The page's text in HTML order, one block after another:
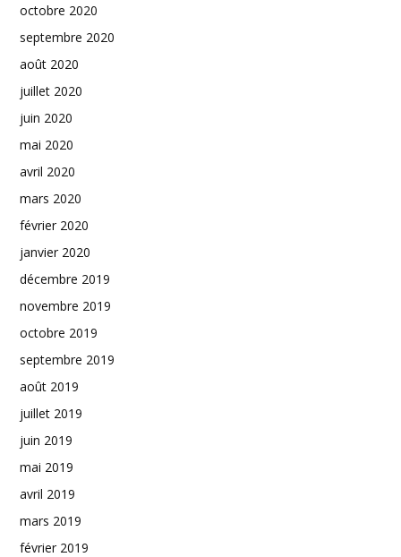
octobre 2020
septembre 2020
août 2020
juillet 2020
juin 2020
mai 2020
avril 2020
mars 2020
février 2020
janvier 2020
décembre 2019
novembre 2019
octobre 2019
septembre 2019
août 2019
juillet 2019
juin 2019
mai 2019
avril 2019
mars 2019
février 2019